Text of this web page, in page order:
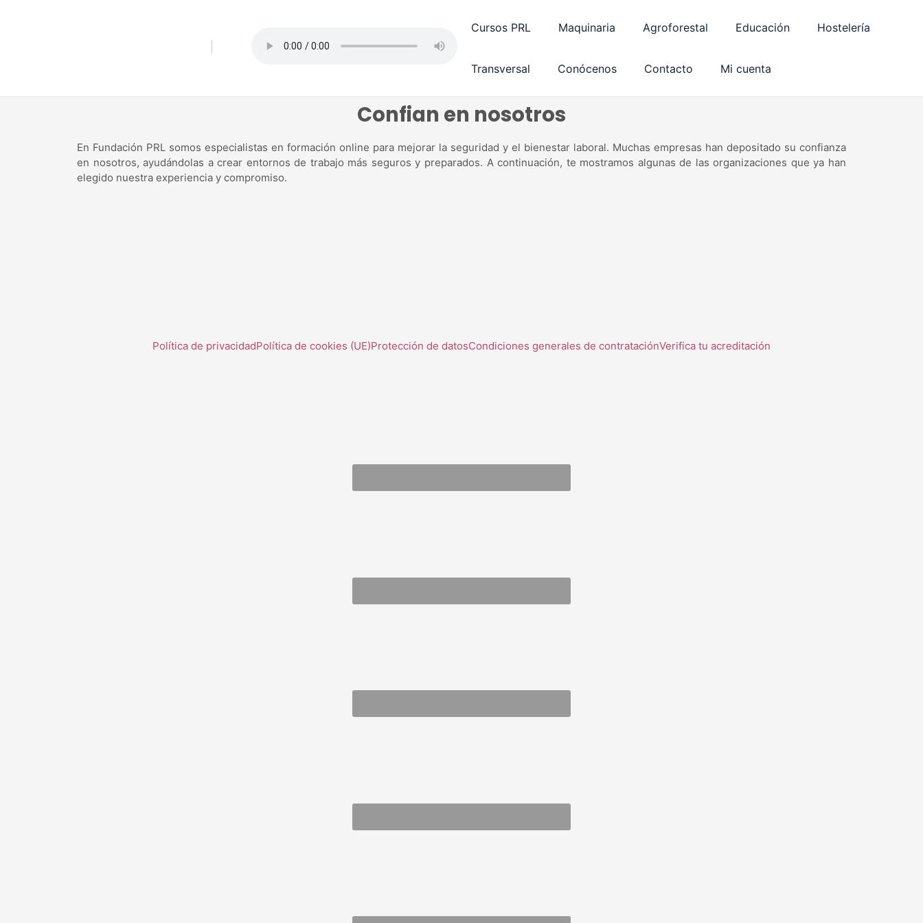
Cursos PRL Maquinaria Agroforestal Educación Hostelería
Transversal Conócenos Contacto Mi cuenta
Confian en nosotros
En Fundación PRL somos especialistas en formación online para mejorar la seguridad y el bienestar laboral. Muchas empresas han depositado su confianza
en nosotros, ayudándolas a crear entornos de trabajo más seguros y preparados. A continuación, te mostramos algunas de las organizaciones que ya han
elegido nuestra experiencia y compromiso.
Política de privacidadPolítica de cookies (UE)Protección de datosCondiciones generales de contrataciónVerifica tu acreditación